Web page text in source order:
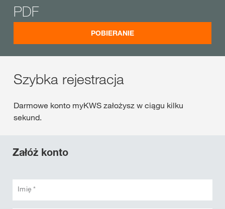
PDF
POBIERANIE
Szybka rejestracja
Darmowe konto myKWS założysz w ciągu kilku
sekund.
Załóż konto
Imię *